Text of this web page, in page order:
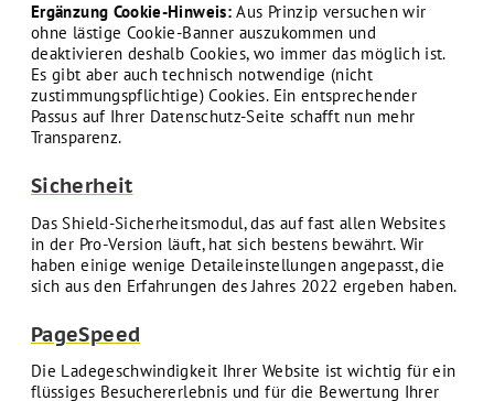
Ergänzung Cookie-Hinweis: Aus Prinzip versuchen wir
ohne lästige Cookie-Banner auszukommen und
deaktivieren deshalb Cookies, wo immer das möglich ist.
Es gibt aber auch technisch notwendige (nicht
zustimmungspflichtige) Cookies. Ein entsprechender
Passus auf Ihrer Datenschutz-Seite schafft nun mehr
Transparenz.
Sicherheit
Das Shield-Sicherheitsmodul, das auf fast allen Websites
in der Pro-Version läuft, hat sich bestens bewährt. Wir
haben einige wenige Detaileinstellungen angepasst, die
sich aus den Erfahrungen des Jahres 2022 ergeben haben.
PageSpeed
Die Ladegeschwindigkeit Ihrer Website ist wichtig für ein
flüssiges Besuchererlebnis und für die Bewertung Ihrer